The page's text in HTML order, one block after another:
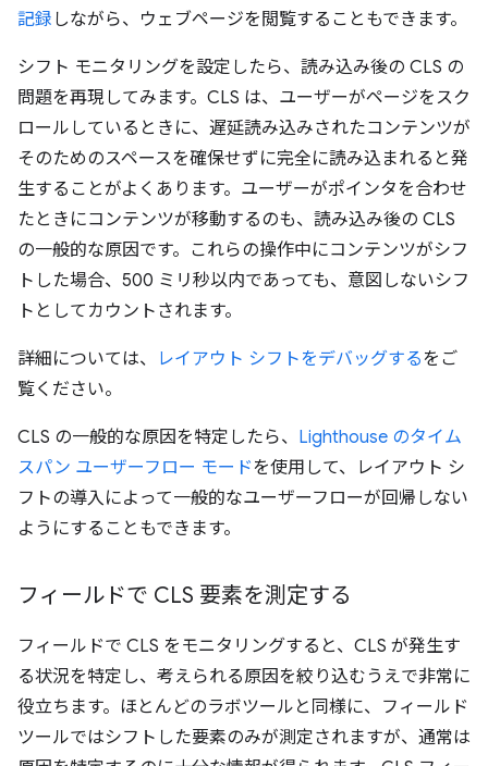
記録 しながら、ウェブページを閲覧することもできます。
シフト モニタリングを設定したら、読み込み後の CLS の
問題を再現してみます。CLS は、ユーザーがページをスク
ロールしているときに、遅延読み込みされたコンテンツが
そのためのスペースを確保せずに完全に読み込まれると発
生することがよくあります。ユーザーがポインタを合わせ
たときにコンテンツが移動するのも、読み込み後の CLS
の一般的な原因です。これらの操作中にコンテンツがシフ
トした場合、500 ミリ秒以内であっても、意図しないシフ
トとしてカウントされます。
詳細については、 レイアウト シフトをデバッグするをご
覧ください。
CLS の一般的な原因を特定したら、 Lighthouse のタイム
スパン ユーザーフロー モードを使用して、レイアウト シ
フトの導入によって一般的なユーザーフローが回帰しない
ようにすることもできます。
フィールドで CLS 要素を測定する
フィールドで CLS をモニタリングすると、CLS が発生す
る状況を特定し、考えられる原因を絞り込むうえで非常に
役立ちます。ほとんどのラボツールと同様に、フィールド
ツールではシフトした要素のみが測定されますが、通常は